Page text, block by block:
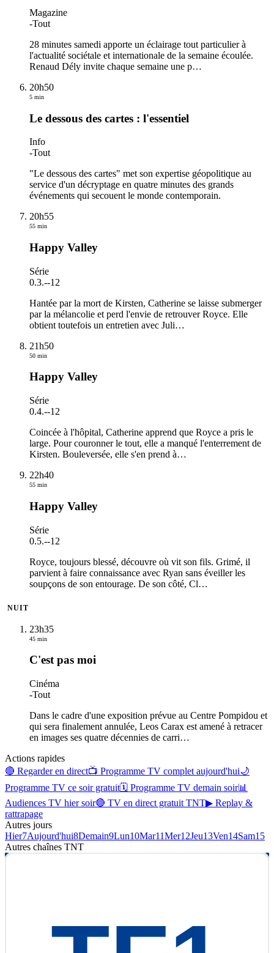
Magazine
-Tout
28 minutes samedi apporte un éclairage tout particulier à
l'actualité sociétale et internationale de la semaine écoulée.
Renaud Dély invite chaque semaine une p…
20h50
5 min
Le dessous des cartes : l'essentiel
Info
-Tout
"Le dessous des cartes" met son expertise géopolitique au
service d'un décryptage en quatre minutes des grands
événements qui secouent le monde contemporain.
20h55
55 min
Happy Valley
Série
0.3.--12
Hantée par la mort de Kirsten, Catherine se laisse submerger
par la mélancolie et perd l'envie de retrouver Royce. Elle
obtient toutefois un entretien avec Juli…
21h50
50 min
Happy Valley
Série
0.4.--12
Coincée à l'hôpital, Catherine apprend que Royce a pris le
large. Pour couronner le tout, elle a manqué l'enterrement de
Kirsten. Bouleversée, elle s'en prend à…
22h40
55 min
Happy Valley
Série
0.5.--12
Royce, toujours blessé, découvre où vit son fils. Grimé, il
parvient à faire connaissance avec Ryan sans éveiller les
soupçons de son entourage. De son côté, Cl…
NUIT
23h35
45 min
C'est pas moi
Cinéma
-Tout
Dans le cadre d'une exposition prévue au Centre Pompidou et
qui sera finalement annulée, Leos Carax est amené à retracer
en images ses quatre décennies de carri…
Actions rapides
🔴 Regarder en direct📺 Programme TV complet aujourd'hui🌙
Programme TV ce soir gratuit🗓 Programme TV demain soir📊
Audiences TV hier soir🔴 TV en direct gratuit TNT▶ Replay &
rattrapage
Autres jours
Hier7Aujourd'hui8Demain9Lun10Mar11Mer12Jeu13Ven14Sam15
Autres chaînes TNT